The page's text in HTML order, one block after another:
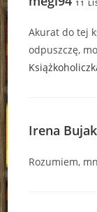
11
Akurat do tej
odpuszczę,
Irena Bujak
Rozumiem,